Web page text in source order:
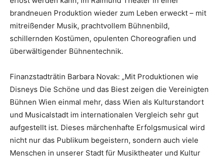
brandneuen Produktion wieder zum Leben erweckt – mit
mitreißender Musik, prachtvollem Bühnenbild,
schillernden Kostümen, opulenten Choreografien und
überwältigender Bühnentechnik.
Finanzstadträtin Barbara Novak: „Mit Produktionen wie
Disneys Die Schöne und das Biest zeigen die Vereinigten
Bühnen Wien einmal mehr, dass Wien als Kulturstandort
und Musicalstadt im internationalen Vergleich sehr gut
aufgestellt ist. Dieses märchenhafte Erfolgsmusical wird
nicht nur das Publikum begeistern, sondern auch viele
Menschen in unserer Stadt für Musiktheater und Kultur